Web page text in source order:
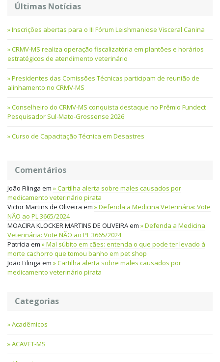
Últimas Notícias
Inscrições abertas para o III Fórum Leishmaniose Visceral Canina
CRMV-MS realiza operação fiscalizatória em plantões e horários
estratégicos de atendimento veterinário
Presidentes das Comissões Técnicas participam de reunião de
alinhamento no CRMV-MS
Conselheiro do CRMV-MS conquista destaque no Prêmio Fundect
Pesquisador Sul-Mato-Grossense 2026
Curso de Capacitação Técnica em Desastres
Comentários
João Filinga em
Cartilha alerta sobre males causados por
medicamento veterinário pirata
Victor Martins de Oliveira em
Defenda a Medicina Veterinária: Vote
NÃO ao PL 3665/2024
MOACIRA KLOCKER MARTINS DE OLIVEIRAem
Defenda a Medicina
Veterinária: Vote NÃO ao PL 3665/2024
Patrícia em
Mal súbito em cães: entenda o que pode ter levado à
morte cachorro que tomou banho em pet shop
João Filinga em
Cartilha alerta sobre males causados por
medicamento veterinário pirata
Categorias
Acadêmicos
ACAVET-MS